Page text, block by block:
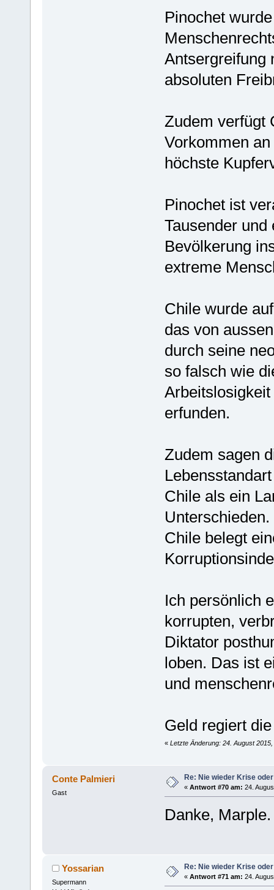
Pinochet
Antsergreifung
absoluten
Zudem verfügt
Vorkommen
höchste
Pinochet ist
Tausender
Bevölkerung
extreme
Chile wurde
das von
durch seine
so falsch wie
erfunden.
Zudem sagen
Chile als ein
Chile belegt
Ich persönlich
korrupten,
Diktator
loben. Das ist
und
Geld regiert
« Letzte Änderung: 24. August
Conte Palmieri
Gast
Re: Nie wieder Krise
« Antwort #70 am: 24.
Danke, Marple.
Yossarian
Supermann
Re: Nie wieder Krise
« Antwort #71 am: 24.